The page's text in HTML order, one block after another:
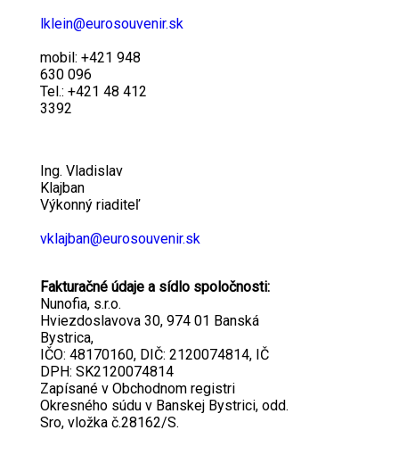
lklein@eurosouvenir.sk
mobil: +421 948
630 096
Tel.: +421 48 412
3392
Ing. Vladislav
Klajban
Výkonný riaditeľ
vklajban@eurosouvenir.sk
Fakturačné údaje a sídlo spoločnosti:
Nunofia, s.r.o.
Hviezdoslavova 30, 974 01 Banská
Bystrica,
IČO: 48170160, DIČ: 2120074814, IČ
DPH: SK2120074814
Zapísané v Obchodnom registri
Okresného súdu v Banskej Bystrici, odd.
Sro, vložka č.28162/S.